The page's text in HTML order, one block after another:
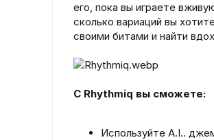
его, пока вы играете
сколько вариаций вы
своими битами и найти
С Rhythmiq вы сможете:
Используйте A.I..